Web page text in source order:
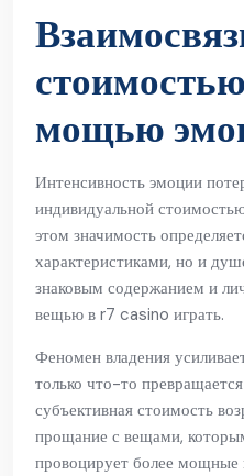
мощью
Интенсивность эмоции
индивидуальной
этом значимость
характеристиками, но и
знаковым содержанием и
вещью в r7 casino играть.
Феномен владения
только что-то
субъективная стоимость
прощание с вещами,
провоцирует более мощные